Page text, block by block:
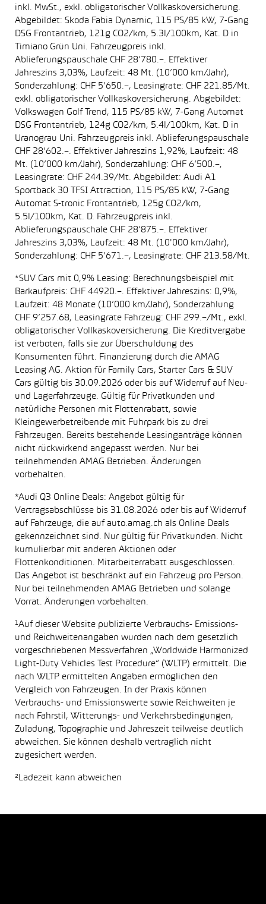
inkl. MwSt., exkl. obligatorischer Vollkaskoversicherung.
Abgebildet: Skoda Fabia Dynamic, 115 PS/85 kW, 7-Gang
DSG Frontantrieb, 121g CO2/km, 5.3l/100km, Kat. D in
Timiano Grün Uni. Fahrzeugpreis inkl.
Ablieferungspauschale CHF 28’780.–. Effektiver
Jahreszins 3,03%, Laufzeit: 48 Mt. (10’000 km/Jahr),
Sonderzahlung: CHF 5’650.–, Leasingrate: CHF 221.85/Mt.
exkl. obligatorischer Vollkaskoversicherung. Abgebildet:
Volkswagen Golf Trend, 115 PS/85 kW, 7-Gang Automat
DSG Frontantrieb, 124g CO2/km, 5.4l/100km, Kat. D in
Uranograu Uni. Fahrzeugpreis inkl. Ablieferungspauschale
CHF 28’602.–. Effektiver Jahreszins 1,92%, Laufzeit: 48
Mt. (10’000 km/Jahr), Sonderzahlung: CHF 6’500.–,
Leasingrate: CHF 244.39/Mt. Abgebildet: Audi A1
Sportback 30 TFSI Attraction, 115 PS/85 kW, 7-Gang
Automat S-tronic Frontantrieb, 125g CO2/km,
5.5l/100km, Kat. D. Fahrzeugpreis inkl.
Ablieferungspauschale CHF 28’875.–. Effektiver
Jahreszins 3,03%, Laufzeit: 48 Mt. (10'000 km/Jahr),
Sonderzahlung: CHF 5’671.–, Leasingrate: CHF 213.58/Mt.
*SUV Cars mit 0,9% Leasing: Berechnungsbeispiel mit
Barkaufpreis: CHF 44920.–. Effektiver Jahreszins: 0,9%,
Laufzeit: 48 Monate (10’000 km/Jahr), Sonderzahlung
CHF 9’257.68, Leasingrate Fahrzeug: CHF 299.–/Mt., exkl.
obligatorischer Vollkaskoversicherung. Die Kreditvergabe
ist verboten, falls sie zur Überschuldung des
Konsumenten führt. Finanzierung durch die AMAG
Leasing AG. Aktion für Family Cars, Starter Cars & SUV
Cars gültig bis 30.09.2026 oder bis auf Widerruf auf Neu-
und Lagerfahrzeuge. Gültig für Privatkunden und
natürliche Personen mit Flottenrabatt, sowie
Kleingewerbetreibende mit Fuhrpark bis zu drei
Fahrzeugen. Bereits bestehende Leasinganträge können
nicht rückwirkend angepasst werden. Nur bei
teilnehmenden AMAG Betrieben. Änderungen
vorbehalten.
*Audi Q3 Online Deals: Angebot gültig für
Vertragsabschlüsse bis 31.08.2026 oder bis auf Widerruf
auf Fahrzeuge, die auf auto.amag.ch als Online Deals
gekennzeichnet sind. Nur gültig für Privatkunden. Nicht
kumulierbar mit anderen Aktionen oder
Flottenkonditionen. Mitarbeiterrabatt ausgeschlossen.
Das Angebot ist beschränkt auf ein Fahrzeug pro Person.
Nur bei teilnehmenden AMAG Betrieben und solange
Vorrat. Änderungen vorbehalten.
¹Auf dieser Website publizierte Verbrauchs- Emissions-
und Reichweitenangaben wurden nach dem gesetzlich
vorgeschriebenen Messverfahren „Worldwide Harmonized
Light-Duty Vehicles Test Procedure“ (WLTP) ermittelt. Die
nach WLTP ermittelten Angaben ermöglichen den
Vergleich von Fahrzeugen. In der Praxis können
Verbrauchs- und Emissionswerte sowie Reichweiten je
nach Fahrstil, Witterungs- und Verkehrsbedingungen,
Zuladung, Topographie und Jahreszeit teilweise deutlich
abweichen. Sie können deshalb vertraglich nicht
zugesichert werden.
²Ladezeit kann abweichen